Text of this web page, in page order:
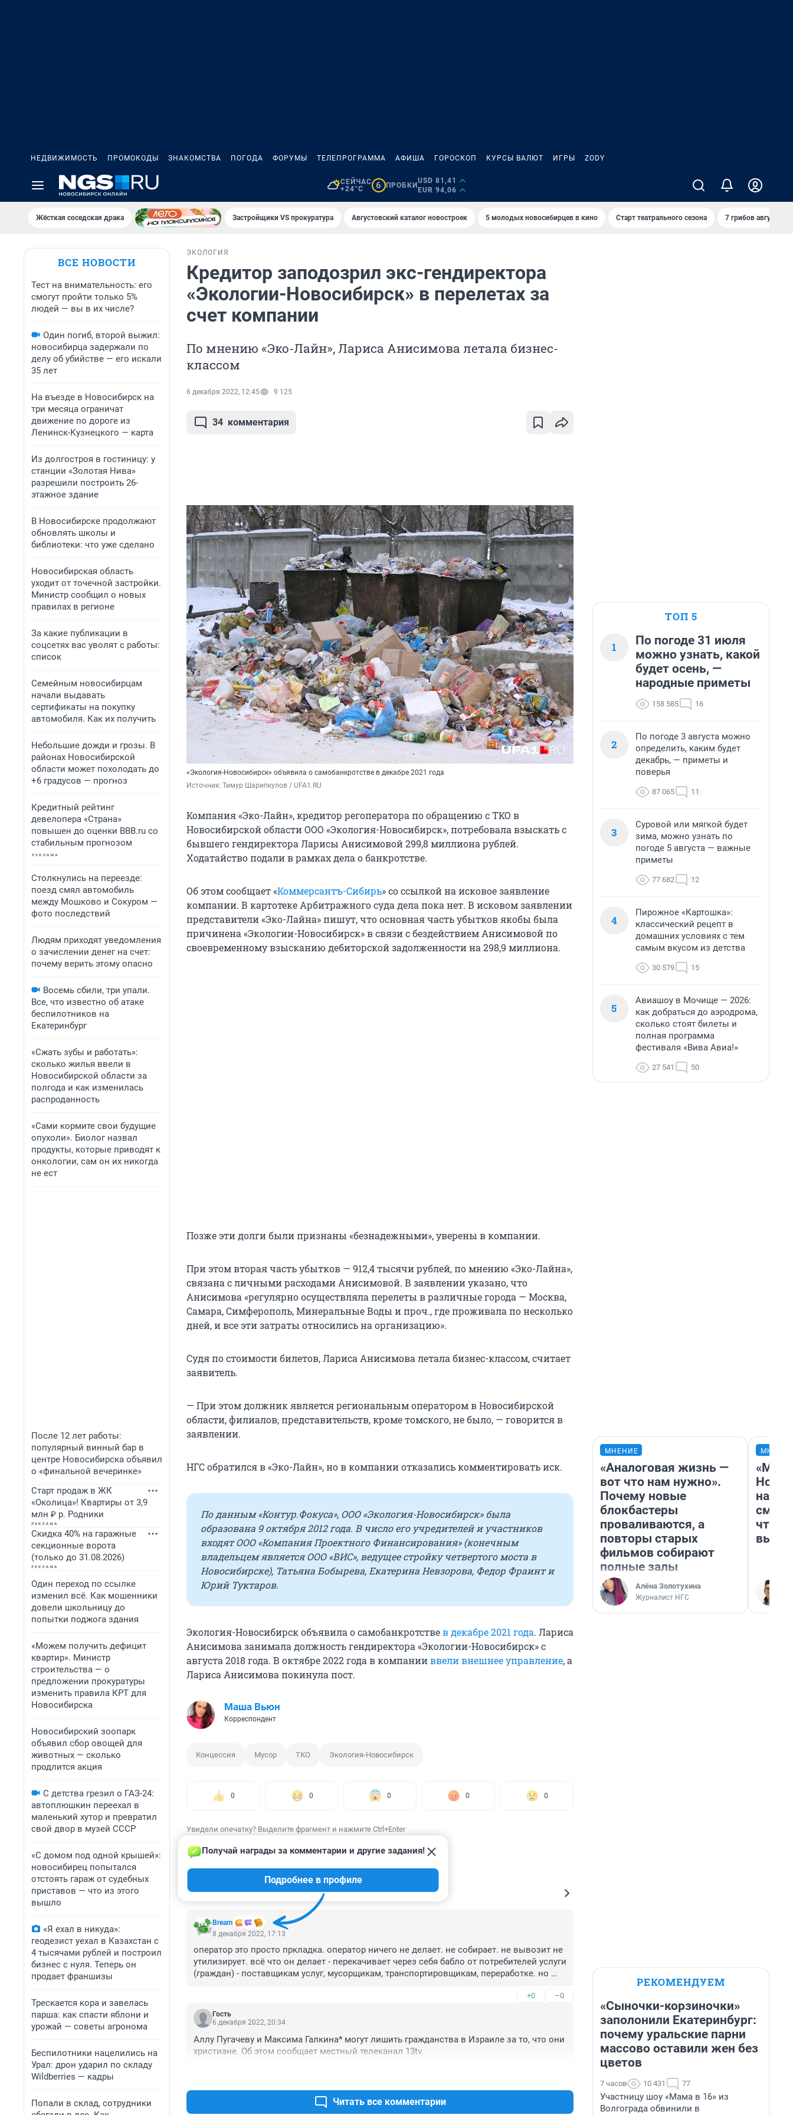
НЕДВИЖИМОСТЬ ПРОМОКОДЫ ЗНАКОМСТВА ПОГОДА ФОРУМЫ ТЕЛЕПРОГРАММА АФИША ГОРОСКОП КУРСЫ ВАЛЮТ ИГРЫ ZODY
СЕЙЧАС
+24°C
6 ПРОБКИ
USD 81,41
EUR 94,06
Жёсткая соседская драка Застройщики VS прокуратура Августовский каталог новостроек 5 молодых новосибирцев в кино Старт театрального сезона 7 грибов августа
ВСЕ НОВОСТИ
Тест на внимательность: его
смогут пройти только 5%
людей — вы в их числе?
Один погиб, второй выжил:
новосибирца задержали по
делу об убийстве — его искали
35 лет
На въезде в Новосибирск на
три месяца ограничат
движение по дороге из
Ленинск-Кузнецкого — карта
Из долгостроя в гостиницу: у
станции «Золотая Нива»
разрешили построить 26-
этажное здание
В Новосибирске продолжают
обновлять школы и
библиотеки: что уже сделано
Новосибирская область
уходит от точечной застройки.
Министр сообщил о новых
правилах в регионе
За какие публикации в
соцсетях вас уволят с работы:
список
Семейным новосибирцам
начали выдавать
сертификаты на покупку
автомобиля. Как их получить
Небольшие дожди и грозы. В
районах Новосибирской
области может похолодать до
+6 градусов — прогноз
Кредитный рейтинг
девелопера «Страна»
повышен до оценки BBB.ru со
стабильным прогнозом
Столкнулись на переезде:
поезд смял автомобиль
между Мошково и Сокуром —
фото последствий
Людям приходят уведомления
о зачислении денег на счет:
почему верить этому опасно
Восемь сбили, три упали.
Все, что известно об атаке
беспилотников на
Екатеринбург
«Сжать зубы и работать»:
сколько жилья ввели в
Новосибирской области за
полгода и как изменилась
распроданность
«Сами кормите свои будущие
опухоли». Биолог назвал
продукты, которые приводят к
онкологии, сам он их никогда
не ест
После 12 лет работы:
популярный винный бар в
центре Новосибирска объявил
о «финальной вечеринке»
Старт продаж в ЖК
«Околица»! Квартиры от 3,9
млн ₽ р. Родники
Скидка 40% на гаражные
секционные ворота
(только до 31.08.2026)
Один переход по ссылке
изменил всё. Как мошенники
довели школьницу до
попытки поджога здания
«Можем получить дефицит
квартир». Министр
строительства — о
предложении прокуратуры
изменить правила КРТ для
Новосибирска
Новосибирский зоопарк
объявил сбор овощей для
животных — сколько
продлится акция
С детства грезил о ГАЗ-24:
автоплюшкин переехал в
маленький хутор и превратил
свой двор в музей СССР
«С домом под одной крышей»:
новосибирец попытался
отстоять гараж от судебных
приставов — что из этого
вышло
«Я ехал в никуда»:
геодезист уехал в Казахстан с
4 тысячами рублей и построил
бизнес с нуля. Теперь он
продает франшизы
Трескается кора и завелась
парша: как спасти яблони и
урожай — советы агронома
Беспилотники нацелились на
Урал: дрон ударил по складу
Wildberries — кадры
Попали в склад, сотрудники
ЭКОЛОГИЯ
Кредитор заподозрил экс-гендиректора
«Экологии-Новосибирск» в перелетах за
счет компании
По мнению «Эко-Лайн», Лариса Анисимова летала бизнес-
классом
6 декабря 2022, 12:45 9 125
34 комментария
«Экология-Новосибирск» объявила о самобанкротстве в декабре 2021 года
Источник: Тимур Шарипкулов / UFA1.RU
Компания «Эко-Лайн», кредитор регоператора по обращению с ТКО в
Новосибирской области ООО «Экология-Новосибирск», потребовала взыскать с
бывшего гендиректора Ларисы Анисимовой 299,8 миллиона рублей.
Ходатайство подали в рамках дела о банкротстве.
Об этом сообщает «Коммерсантъ-Сибирь» со ссылкой на исковое заявление
компании. В картотеке Арбитражного суда дела пока нет. В исковом заявлении
представители «Эко-Лайна» пишут, что основная часть убытков якобы была
причинена «Экологии-Новосибирск» в связи с бездействием Анисимовой по
своевременному взысканию дебиторской задолженности на 298,9 миллиона.
Позже эти долги были признаны «безнадежными», уверены в компании.
При этом вторая часть убытков — 912,4 тысячи рублей, по мнению «Эко-Лайна»,
связана с личными расходами Анисимовой. В заявлении указано, что
Анисимова «регулярно осуществляла перелеты в различные города — Москва,
Самара, Симферополь, Минеральные Воды и проч., где проживала по несколько
дней, и все эти затраты относились на организацию».
Судя по стоимости билетов, Лариса Анисимова летала бизнес-классом, считает
заявитель.
— При этом должник является региональным оператором в Новосибирской
области, филиалов, представительств, кроме томского, не было, — говорится в
заявлении.
НГС обратился в «Эко-Лайн», но в компании отказались комментировать иск.
По данным «Контур.Фокуса», ООО «Экология-Новосибирск» была
образована 9 октября 2012 года. В число его учредителей и участников
входят ООО «Компания Проектного Финансирования» (конечным
владельцем является ООО «ВИС», ведущее стройку четвертого моста в
Новосибирске), Татьяна Бобырева, Екатерина Невзорова, Федор Фраинт и
Юрий Туктаров.
Экология-Новосибирск объявила о самобанкротствев декабре 2021 года. Лариса
Анисимова занимала должность гендиректора «Экологии-Новосибирск» с
августа 2018 года. В октябре 2022 года в компанииввели внешнее управление, а
Лариса Анисимова покинула пост.
Маша Вьюн
Корреспондент
Концессия Мусор ТКО Экология-Новосибирск
0 0 0 0 0
Увидели опечатку? Выделите фрагмент и нажмите Ctrl+Enter
КОММЕНТАРИИ 34
Bream
Получай награды за комментарии и другие задания!
Подробнее в профиле
8 декабря 2022, 17:13
оператор это просто пркладка. оператор ничего не делает. не собирает. не вывозит не
утилизирует. всё что он делает - перекачивает через себя бабло от потребителей услуги
(граждан) - поставщикам услуг, мусорщикам, транспортировщикам, переработке. но
этих потоков направляется не по назначению. попросту говоря - происходит воро...
эээ.. кассовый разрыв. и он тем больше, чем больше времени проходит. три года -
можно считать критической массой, когда "пора валить", ой то есть подавать на
услуг не оказывает, а значит кроме трат на ФОТ и возможно аренду офиса у него и
трат то быть не должно. что кстати подтверждается уставным капиталом этого ооо, -
+0 –0
Гость
6 декабря 2022, 20:34
Аллу Пугачеву и Максима Галкина* могут лишить гражданства в Израиле за то, что они
христиане. Об этом сообщает местный телеканал 13tv.
Читать все комментарии
ТОП 5
1
По погоде 31 июля
можно узнать, какой
будет осень, —
народные приметы
158 585 16
2
По погоде 3 августа можно
определить, каким будет
декабрь, — приметы и
поверья
87 065 11
3
Суровой или мягкой будет
зима, можно узнать по
погоде 5 августа — важные
приметы
77 682 12
4
Пирожное «Картошка»:
классический рецепт в
домашних условиях с тем
самым вкусом из детства
30 579 15
5
Авиашоу в Мочище — 2026:
как добраться до аэродрома,
сколько стоят билеты и
полная программа
фестиваля «Вива Авиа!»
27 541 50
МНЕНИЕ
«Аналоговая жизнь —
вот что нам нужно».
Почему новые
блокбастеры
проваливаются, а
повторы старых
фильмов собирают
полные залы
Алёна Золотухина
Журналист НГС
«Мы
РЕКОМЕНДУЕМ
«Сыночки-корзиночки»
заполонили Екатеринбург:
почему уральские парни
массово оставили жен без
цветов
7 часов 10 431 77
Участницу шоу «Мама в 16» из
Волгограда обвинили в